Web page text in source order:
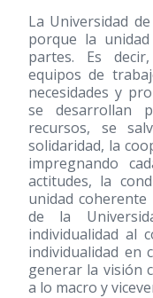
La Universidad
porque la
partes. Es
equipos de
necesidades y
se desarrollan
recursos, se
solidaridad, la
impregnando
actitudes, la
unidad
de la
individualidad al
individualidad en
generar la visión
a lo macro y